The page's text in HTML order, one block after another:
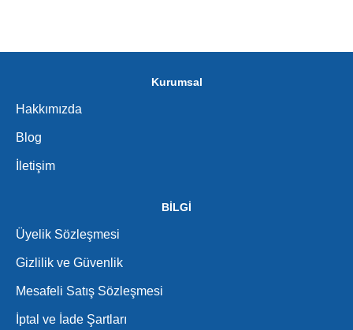
Kurumsal
Hakkımızda
Blog
İletişim
BİLGİ
Üyelik Sözleşmesi
Gizlilik ve Güvenlik
Mesafeli Satış Sözleşmesi
İptal ve İade Şartları